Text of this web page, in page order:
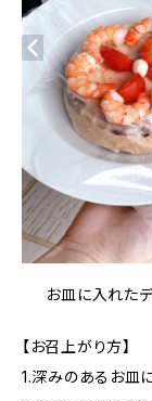
お皿に入れた
【お召上がり方】
1.深みのあるお皿に